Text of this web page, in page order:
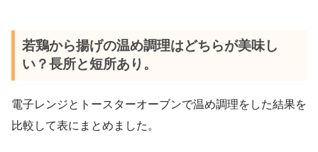
若鶏から揚げの温め調理はどちらが美味し
い？長所と短所あり。
電子レンジとトースターオーブンで温め調理をした結果を
比較して表にまとめました。